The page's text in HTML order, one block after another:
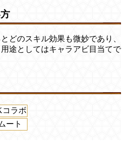
どのスキル効果も微妙であり、
途としてはキャラアビ目当てで
コラボ
ート